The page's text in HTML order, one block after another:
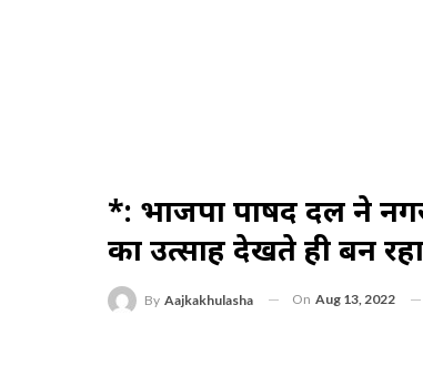
*: भाजपा पार्षद दल ने
का उत्साह देखते ही बन
By Aajkakhulasha On Aug 13, 2022